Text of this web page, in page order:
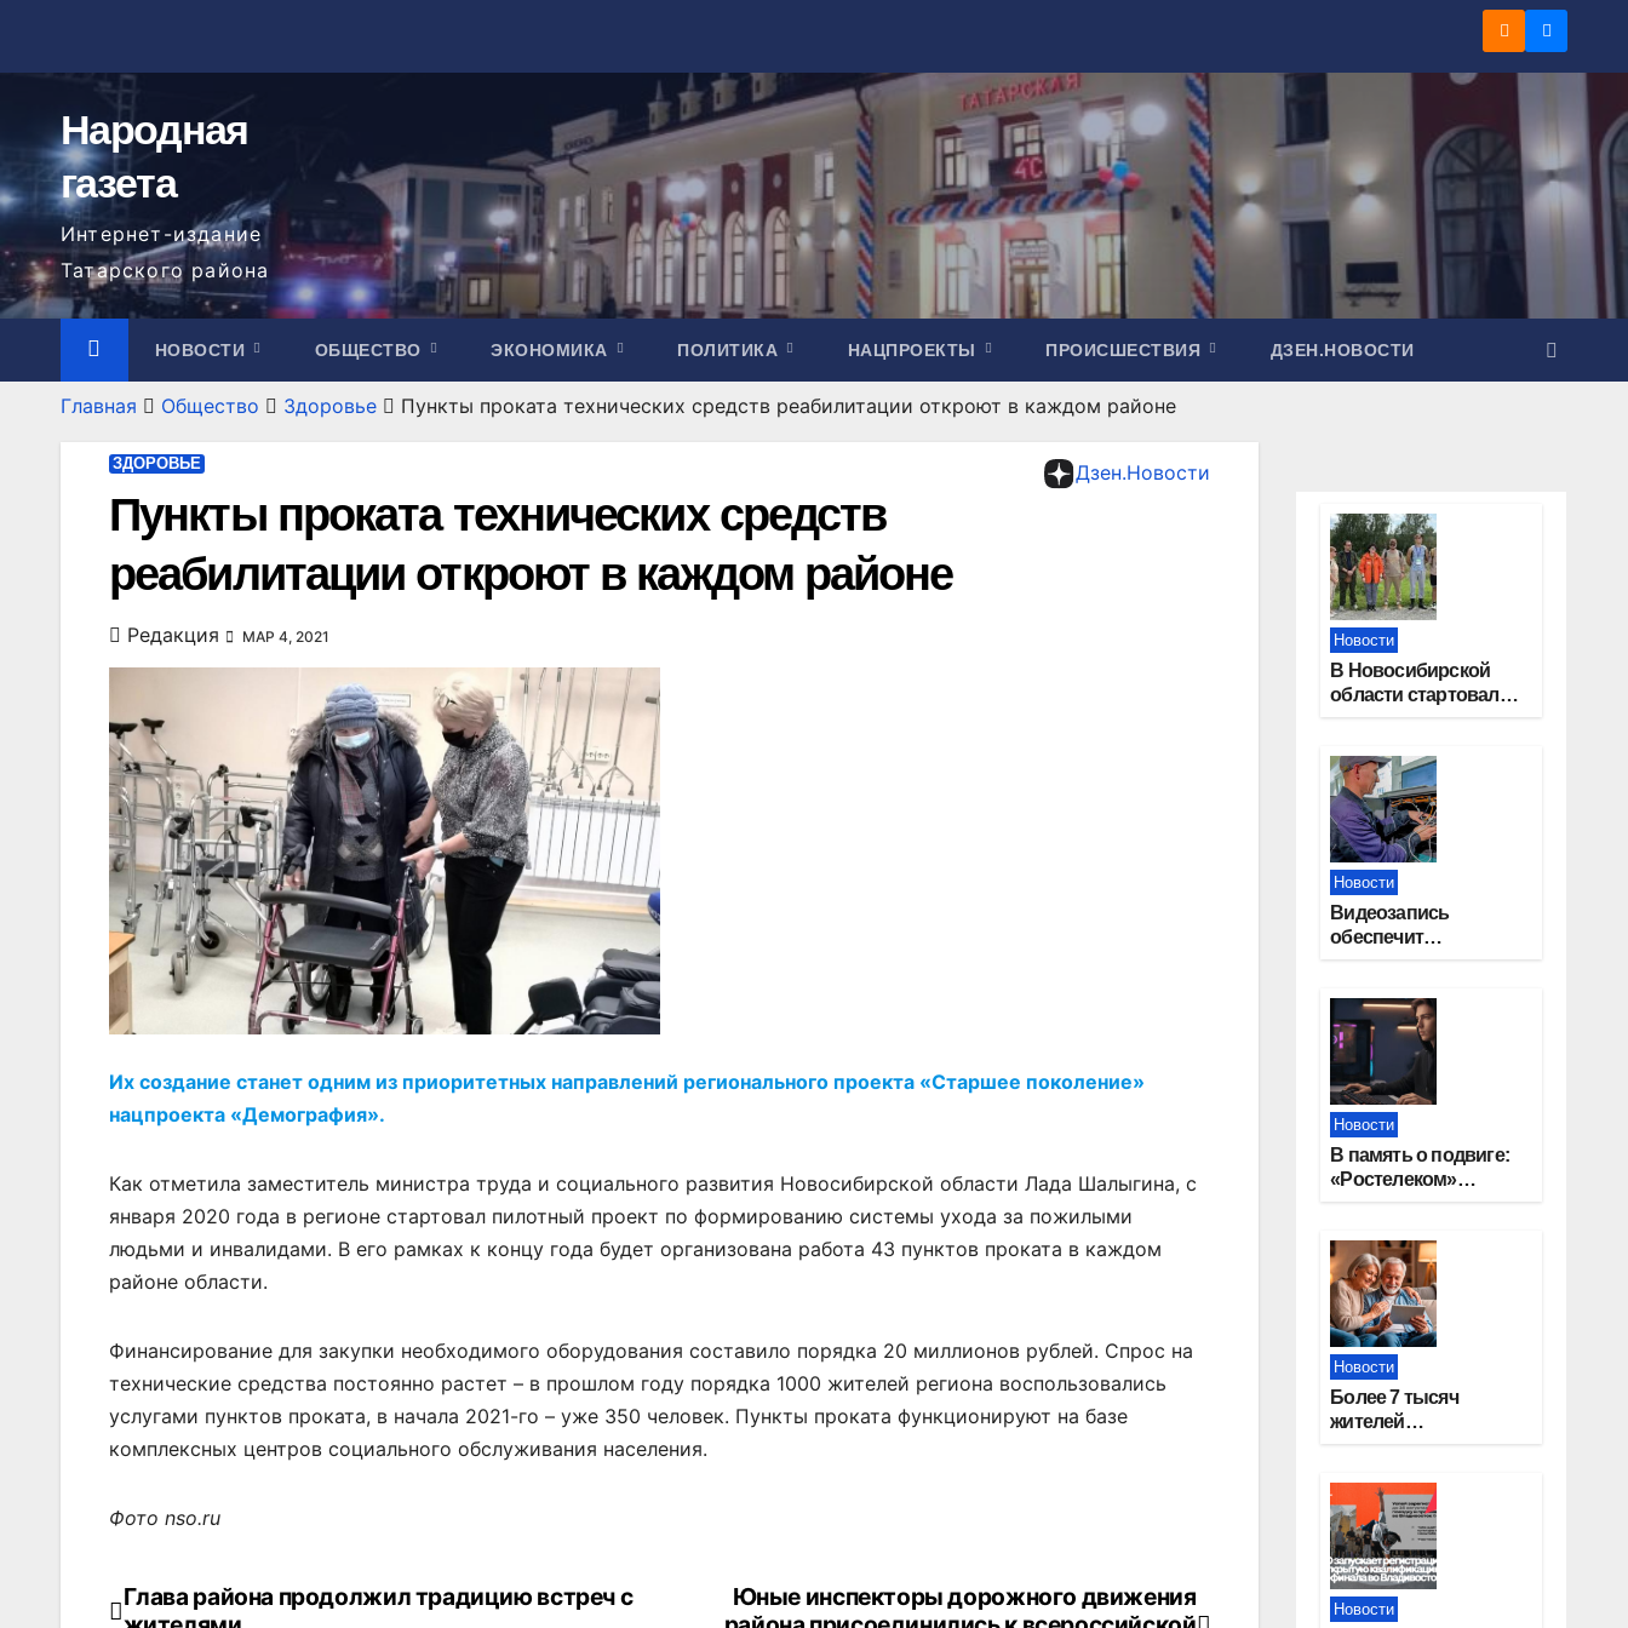
содержимому
Народная
газета
Интернет-издание
Татарского района
НОВОСТИ ОБЩЕСТВО ЭКОНОМИКА ПОЛИТИКА НАЦПРОЕКТЫ ПРОИСШЕСТВИЯ ДЗЕН.НОВОСТИ
Главная Общество Здоровье Пункты проката технических средств реабилитации откроют в каждом районе
Дзен.Новости
ЗДОРОВЬЕ
Пункты проката технических средств
реабилитации откроют в каждом районе
Редакция МАР 4, 2021
Их создание станет одним из приоритетных направлений регионального проекта «Старшее поколение»
нацпроекта «Демография».
Как отметила заместитель министра труда и социального развития Новосибирской области Лада Шалыгина, с
января 2020 года в регионе стартовал пилотный проект по формированию системы ухода за пожилыми
людьми и инвалидами. В его рамках к концу года будет организована работа 43 пунктов проката в каждом
районе области.
Финансирование для закупки необходимого оборудования составило порядка 20 миллионов рублей. Спрос на
технические средства постоянно растет – в прошлом году порядка 1000 жителей региона воспользовались
услугами пунктов проката, в начала 2021-го – уже 350 человек. Пункты проката функционируют на базе
комплексных центров социального обслуживания населения.
Фото nso.ru
Навигация
Юные инспекторы дорожного движения
Глава района продолжил традицию встреч с
Новости
В Новосибирской
области стартовал
Новости
Видеозапись
обеспечит
Новосибирской
области
Новости
В память о подвиге:
«Ростелеком»
за Москву»
Новости
Более 7 тысяч
жителей
увеличение пенсии
после 80 лет
Новости